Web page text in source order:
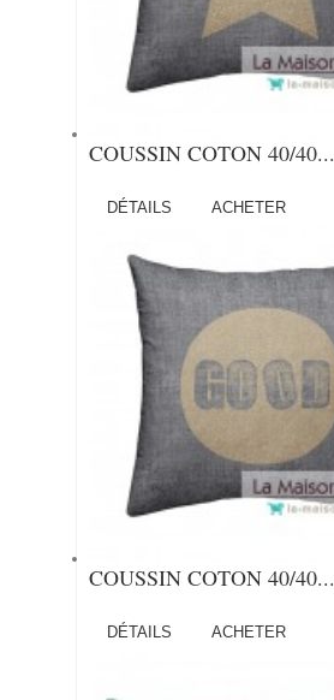
COUSSIN COTON 40/40...
DÉTAILS ACHETER
COUSSIN COTON 40/40...
DÉTAILS ACHETER